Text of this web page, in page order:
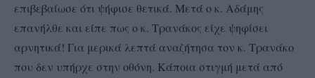
επιβεβαίωσε ότι ψήφισε θετικά. Μετά ο κ. Αδάμης
επανήλθε και είπε πως ο κ. Τρανάκος είχε ψηφίσει
αρνητικά! Για μερικά λεπτά αναζήτησα τον κ. Τρανάκο
που δεν υπήρχε στην οθόνη. Κάποια στιγμή μετά από